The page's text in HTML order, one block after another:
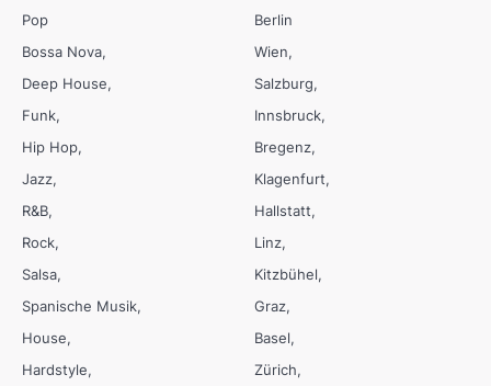
Pop
Bossa Nova
Deep House
Funk
Hip Hop
Jazz
R&B
Rock
Salsa
Spanische Musik
House
Hardstyle
Berlin
Wien
Salzburg
Innsbruck
Bregenz
Klagenfurt
Hallstatt
Linz
Kitzbühel
Graz
Basel
Zürich